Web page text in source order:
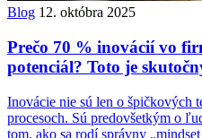
Blog 12. októbra 2025
Prečo 70 % inovácií vo
potenciál? Toto je
Inovácie nie sú len o špičkových
procesoch. Sú predovšetkým o
tom, ako sa rodí správny